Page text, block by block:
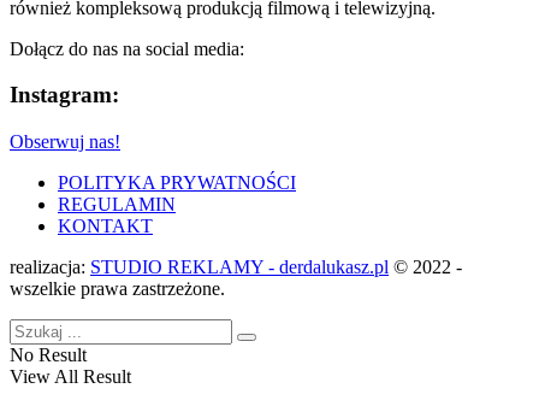
również kompleksową produkcją filmową i telewizyjną.
Dołącz do nas na social media:
Instagram:
Obserwuj nas!
POLITYKA PRYWATNOŚCI
REGULAMIN
KONTAKT
realizacja: STUDIO REKLAMY - derdalukasz.pl © 2022 -
wszelkie prawa zastrzeżone.
No Result
View All Result